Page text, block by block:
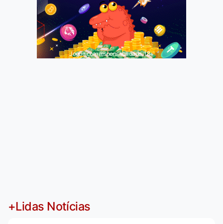
Jogue com responsabilidade. 18+
+Lidas Notícias